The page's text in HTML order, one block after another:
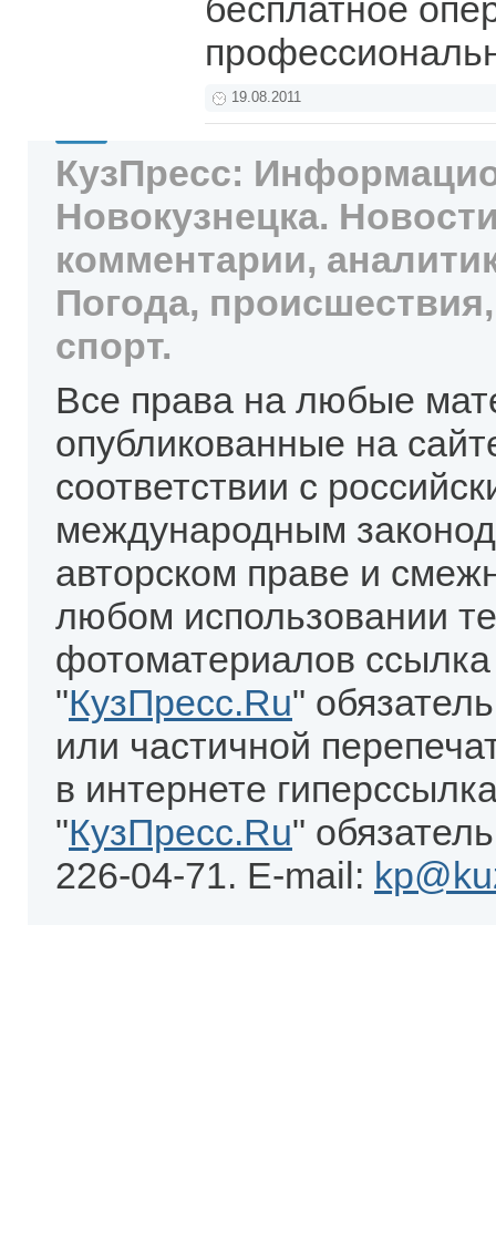
бесплатное
19.08.2011
КузПресс:
Новокузнецка.
комментарии,
Погода,
спорт.
Все права на любые
опубликованные на
соответствии с
международным
авторском праве и
любом использовании
фотоматериалов
"КузПресс.Ru"
или частичной
в интернете
"КузПресс.Ru"
226-04-71. E-mail: